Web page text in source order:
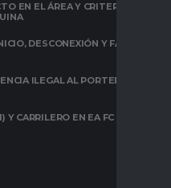
EN EL ÁREA Y CRITERIO DE
DESCONEXIÓN Y FALTA DE
ILEGAL AL PORTERO EN
CARRILERO EN EA FC 26: